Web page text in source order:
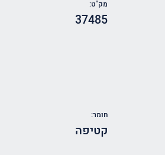
מק"ט:
37485
חומר:
קטיפה